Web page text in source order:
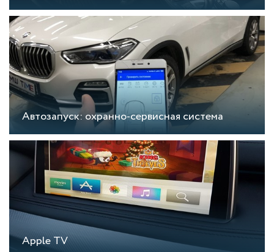
Автозапуск: охранно-сервисная система
Apple TV